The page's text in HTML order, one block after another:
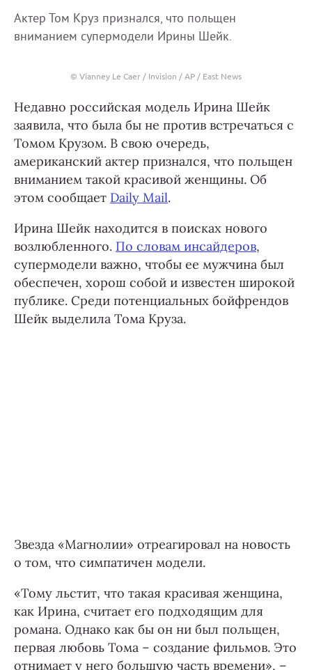
Актер Том Круз признался, что польщен
вниманием супермодели Ирины Шейк.
© Vianney Le Caer / Invision / AP / East News
Недавно российская модель Ирина Шейк
заявила, что была бы не против встречаться с
Томом Крузом. В свою очередь,
американский актер признался, что польщен
вниманием такой красивой женщины. Об
этом сообщает Daily Mail.
Ирина Шейк находится в поисках нового
возлюбленного. По словам инсайдеров,
супермодели важно, чтобы ее мужчина был
обеспечен, хорош собой и известен широкой
публике. Среди потенциальных бойфрендов
Шейк выделила Тома Круза.
Звезда «Магнолии» отреагировал на новость
о том, что симпатичен модели.
«Тому льстит, что такая красивая женщина,
как Ирина, считает его подходящим для
романа. Однако как бы он ни был польщен,
первая любовь Тома – создание фильмов. Это
отнимает у него большую часть времени», –